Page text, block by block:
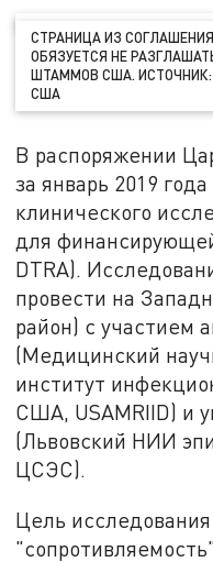
СТРАНИЦА ИЗ
ОБЯЗУЕТСЯ НЕ
ШТАММОВ США.
США
В распоряжении
за январь 2019
клинического
для
DTRA).
провести на
район) с участием
(Медицинский
институт
США, USAMRIID) и
(Львовский НИИ
ЦСЭС).
Цель